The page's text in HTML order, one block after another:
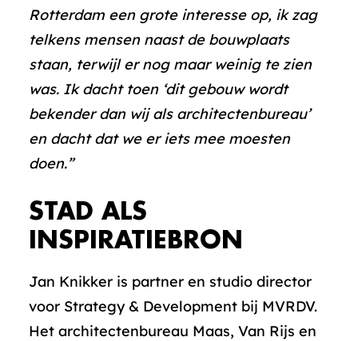
Rotterdam een grote interesse op, ik zag
telkens mensen naast de bouwplaats
staan, terwijl er nog maar weinig te zien
was. Ik dacht toen ‘dit gebouw wordt
bekender dan wij als architectenbureau’
en dacht dat we er iets mee moesten
doen.”
STAD ALS
INSPIRATIEBRON
Jan Knikker is partner en studio director
voor Strategy & Development bij MVRDV.
Het architectenbureau Maas, Van Rijs en